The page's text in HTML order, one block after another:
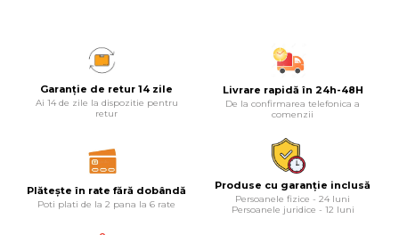
Echipamente Pentru Service-uri
Auto
Manual
Manometru
Garanție de retur 14 zile
Ai 14 de zile la dispozitie pentru
retur
Livrare rapidă în 24h-48H
De la confirmarea telefonica a
comenzii
Plătește în rate fără dobândă
Poti plati de la 2 pana la 6 rate
Produse cu garanție inclusă
Persoanele fizice - 24 luni
Persoanele juridice - 12 luni